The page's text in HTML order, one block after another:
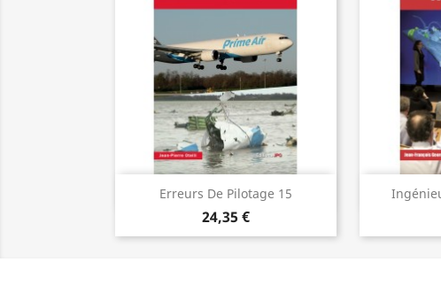
Erreurs De Pilotage 15
24,35 €
 Vorschau